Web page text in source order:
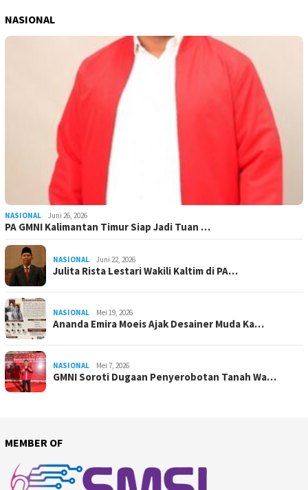
NASIONAL
NASIONAL Juni 26, 2026
PA GMNI Kalimantan Timur Siap Jadi Tuan …
NASIONAL Juni 22, 2026
Julita Rista Lestari Wakili Kaltim di PA…
NASIONAL Mei 19, 2026
Ananda Emira Moeis Ajak Desainer Muda Ka…
NASIONAL Mei 7, 2026
GMNI Soroti Dugaan Penyerobotan Tanah Wa…
MEMBER OF